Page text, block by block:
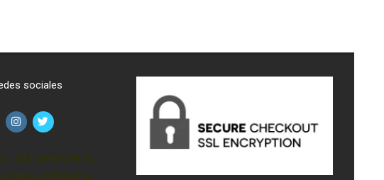
sociales
cbd gotas precio
precio, cbd precio,